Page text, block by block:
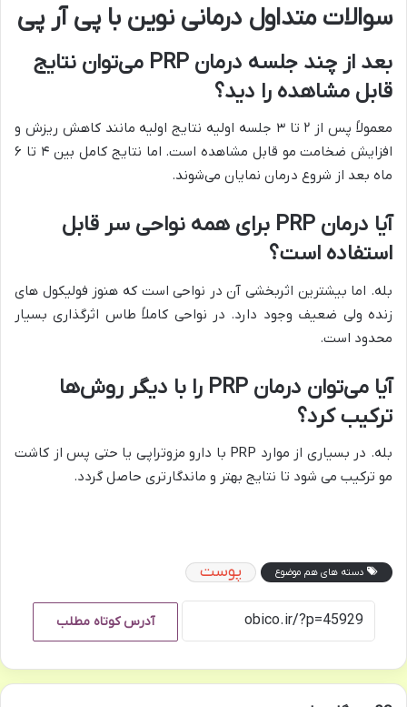
سوالات متداول درمانی نوین با پی آر پی
بعد از چند جلسه درمان
می‌توان نتایج
قابل مشاهده را دید؟
معمولاً پس از ۲ تا ۳ جلسه اولیه نتایج اولیه مانند کاهش ریزش و
افزایش ضخامت مو قابل مشاهده است. اما نتایج کامل بین ۴ تا ۶
ماه بعد از شروع درمان نمایان می‌شوند.
آیا درمان
برای همه نواحی سر قابل
استفاده است؟
بله. اما بیشترین اثربخشی آن در نواحی است که هنوز فولیکول‌ های
زنده ولی ضعیف وجود دارد. در نواحی کاملاً طاس اثرگذاری بسیار
محدود است.
آیا می‌توان درمان
را با دیگر روش‌ها
ترکیب کرد؟
بله. در بسیاری از موارد PRP با دارو مزوتراپی یا حتی پس از کاشت
مو ترکیب می‌ شود تا نتایج بهتر و ماندگارتری حاصل گردد.
دسته های هم موضوع پوست
آدرس کوتاه مطلب